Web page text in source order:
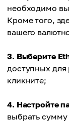
необходимо
Кроме того,
вашего
3. Выберите
доступных
кликните;
4. Настройте
выбрать сумму